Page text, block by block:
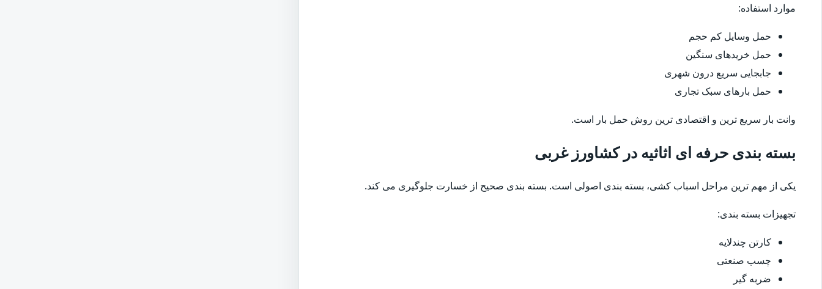
موارد استفاده:
حمل وسایل کم حجم
حمل خریدهای سنگین
جابجایی سریع درون شهری
حمل بارهای سبک تجاری
وانت بار سریع ترین و اقتصادی ترین روش حمل بار است.
بسته بندی حرفه ای اثاثیه در کشاورز غربی
یکی از مهم ترین مراحل اسباب کشی، بسته بندی اصولی است. بسته بندی صحیح از خسارت جلوگیری می کند.
تجهیزات بسته بندی:
کارتن چندلایه
چسب صنعتی
ضربه گیر